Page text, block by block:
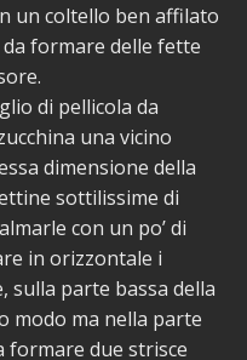
un coltello ben affilato
formare delle fette
di pellicola da
una vicino
dimensione della
sottilissime di
con un po’ di
in orizzontale i
sulla parte bassa della
modo ma nella parte
formare due strisce